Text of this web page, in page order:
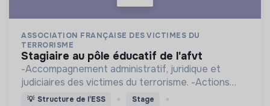
ASSOCIATION FRANÇAISE DES VICTIMES DU
TERRORISME
stagiaire au pôle éducatif de l'afvt
-Accompagnement administratif, juridique et
judiciaires des victimes du terrorisme. -Actions
citoyennes contre la radicalisation et la promotion
💡 Structure de l’ESS Stage